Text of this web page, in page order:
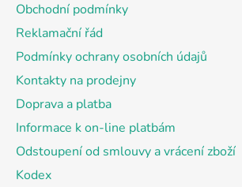
Obchodní podmínky
Reklamační řád
Podmínky ochrany osobních údajů
Kontakty na prodejny
Doprava a platba
Informace k on-line platbám
Odstoupení od smlouvy a vrácení zboží
Kodex